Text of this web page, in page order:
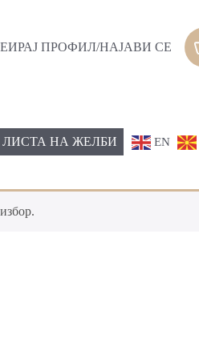
ПРОФИЛ/НАЈАВИ СЕ
ЛИСТА НА ЖЕЛБИ EN